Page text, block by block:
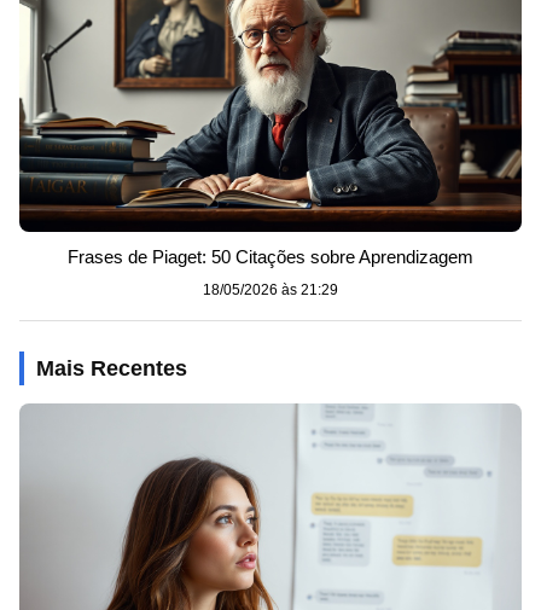
Frases de Piaget: 50 Citações sobre Aprendizagem
18/05/2026 às 21:29
Mais Recentes